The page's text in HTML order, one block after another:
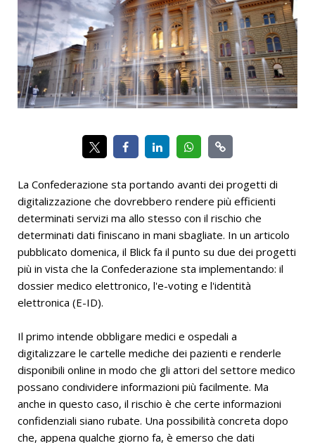
La Confederazione sta portando avanti dei progetti di
digitalizzazione che dovrebbero rendere più efficienti
determinati servizi ma allo stesso con il rischio che
determinati dati finiscano in mani sbagliate. In un articolo
pubblicato domenica, il Blick fa il punto su due dei progetti
più in vista che la Confederazione sta implementando: il
dossier medico elettronico, l'e-voting e l'identità
elettronica (E-ID).
Il primo intende obbligare medici e ospedali a
digitalizzare le cartelle mediche dei pazienti e renderle
disponibili online in modo che gli attori del settore medico
possano condividere informazioni più facilmente. Ma
anche in questo caso, il rischio è che certe informazioni
confidenziali siano rubate. Una possibilità concreta dopo
che, appena qualche giorno fa, è emerso che dati